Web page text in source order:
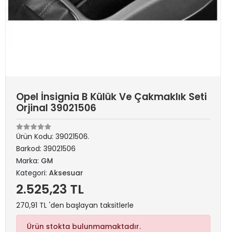
Opel İnsignia B Külük Ve Çakmaklık Seti
Orjinal 39021506
Ürün Kodu: 39021506.
Barkod: 39021506
Marka: GM
Kategori: Aksesuar
2.525,23 TL
270,91 TL 'den başlayan taksitlerle
Ürün stokta bulunmamaktadır.